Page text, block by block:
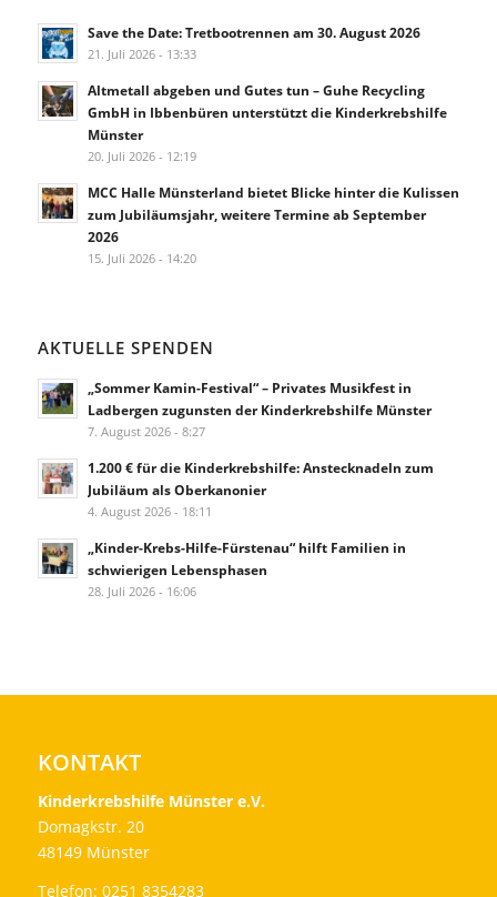
Save the Date: Tretbootrennen am 30. August 2026
21. Juli 2026 - 13:33
Altmetall abgeben und Gutes tun – Guhe Recycling
GmbH in Ibbenbüren unterstützt die Kinderkrebshilfe
Münster
20. Juli 2026 - 12:19
MCC Halle Münsterland bietet Blicke hinter die Kulissen
zum Jubiläumsjahr, weitere Termine ab September
2026
15. Juli 2026 - 14:20
AKTUELLE SPENDEN
„Sommer Kamin-Festival“ – Privates Musikfest in
Ladbergen zugunsten der Kinderkrebshilfe Münster
7. August 2026 - 8:27
1.200 € für die Kinderkrebshilfe: Anstecknadeln zum
Jubiläum als Oberkanonier
4. August 2026 - 18:11
„Kinder-Krebs-Hilfe-Fürstenau“ hilft Familien in
schwierigen Lebensphasen
28. Juli 2026 - 16:06
KONTAKT
Kinderkrebshilfe Münster e.V.
Domagkstr. 20
48149 Münster
Telefon: 0251 8354283